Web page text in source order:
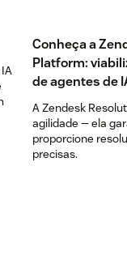
Conheça a
Platform:
de agentes de
A Zendesk
agilidade — ela
proporcione
precisas.